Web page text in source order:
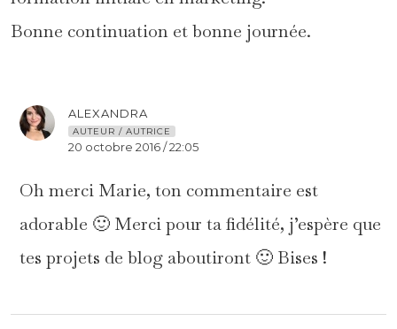
Bonne continuation et bonne journée.
ALEXANDRA
AUTEUR / AUTRICE
20 octobre 2016 / 22:05
Oh merci Marie, ton commentaire est
adorable 🙂 Merci pour ta fidélité, j’espère que
tes projets de blog aboutiront 🙂 Bises !